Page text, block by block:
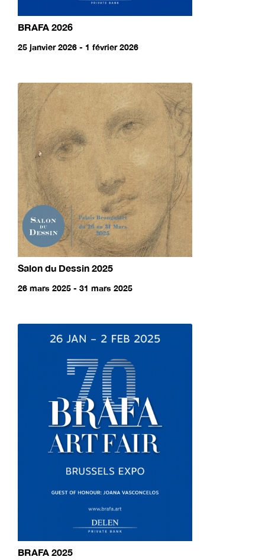
BRAFA 2026
25 janvier 2026 - 1 février 2026
Salon du Dessin 2025
26 mars 2025 - 31 mars 2025
BRAFA 2025